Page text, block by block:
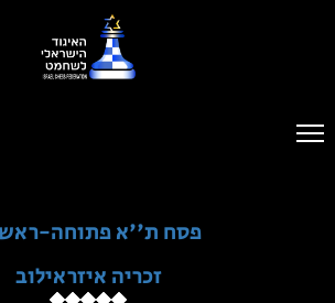
פסח ת''א פתוחה-
זכריה איזראילוב